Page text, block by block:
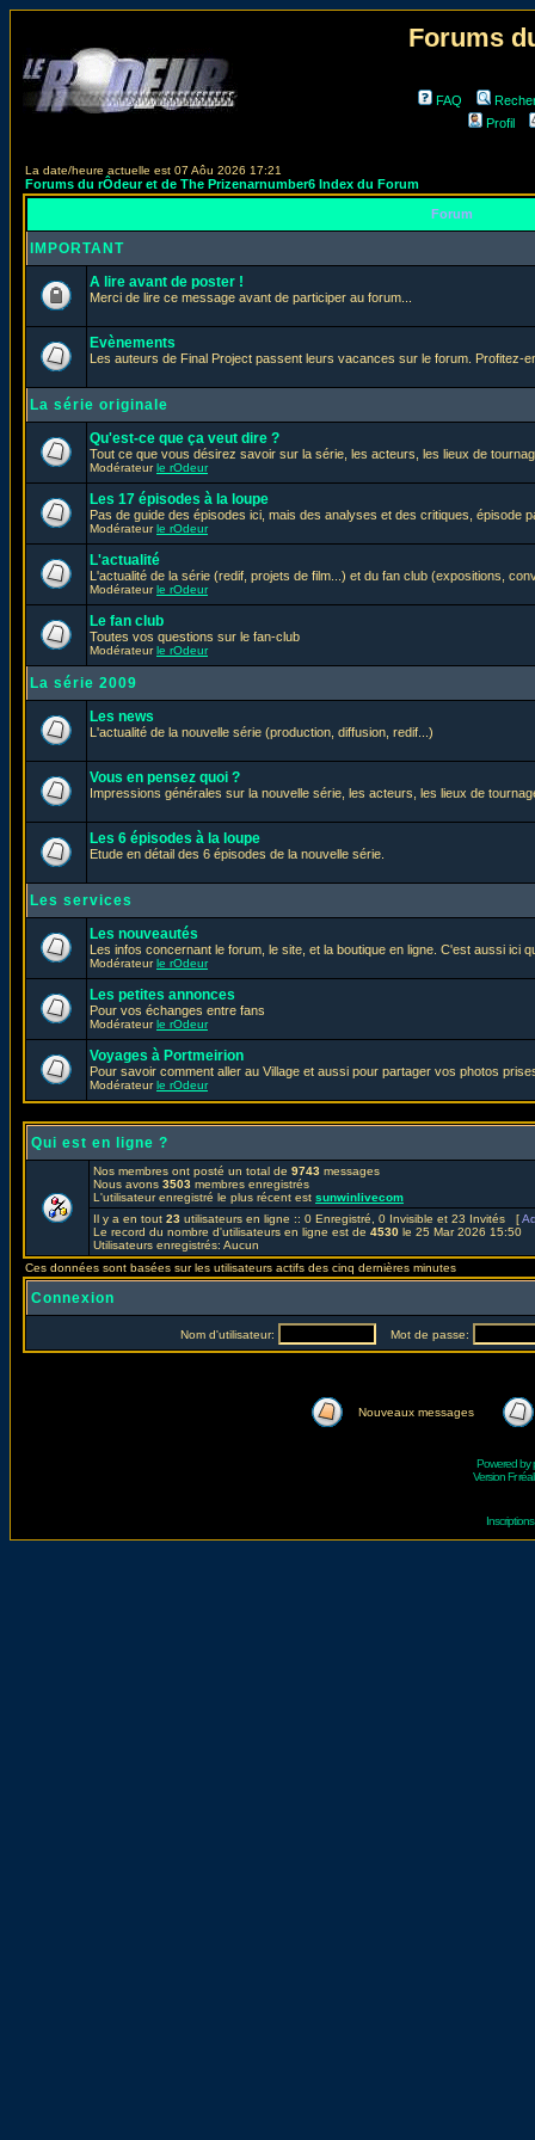
Forums
FAQ
Profil
La date/heure actuelle est 07 Aôu 2026 17:21
Forums du rÔdeur et de The Prizenarnumber6 Index du Forum
Forum
IMPORTANT
A lire avant de poster !
Merci de lire ce message avant de participer au forum...
Evènements
Les auteurs de Final Project passent leurs vacances sur le forum. Profitez-
La série originale
Qu'est-ce que ça veut dire ?
Tout ce que vous désirez savoir sur la série, les acteurs, les lieux de
Modérateurle rOdeur
Les 17 épisodes à la loupe
Pas de guide des épisodes ici, mais des analyses et des critiques, épisode
Modérateurle rOdeur
L'actualité
L'actualité de la série (redif, projets de film...) et du fan club (expositions,
Modérateurle rOdeur
Le fan club
Toutes vos questions sur le fan-club
Modérateurle rOdeur
La série 2009
Les news
L'actualité de la nouvelle série (production, diffusion, redif...)
Vous en pensez quoi ?
Impressions générales sur la nouvelle série, les acteurs, les lieux de
Les 6 épisodes à la loupe
Etude en détail des 6 épisodes de la nouvelle série.
Les services
Les nouveautés
Les infos concernant le forum, le site, et la boutique en ligne. C'est aussi ici
Modérateurle rOdeur
Les petites annonces
Pour vos échanges entre fans
Modérateurle rOdeur
Voyages à Portmeirion
Pour savoir comment aller au Village et aussi pour partager vos photos
Modérateurle rOdeur
Qui est en ligne ?
Nos membres ont posté un total de 9743 messages
Nous avons 3503 membres enregistrés
L'utilisateur enregistré le plus récent est sunwinlivecom
Il y a en tout 23 utilisateurs en ligne :: 0 Enregistré, 0 Invisible et 23 Invités [
Le record du nombre d'utilisateurs en ligne est de 4530 le 25 Mar 2026 15:50
Utilisateurs enregistrés: Aucun
Ces données sont basées sur les utilisateurs actifs des cinq dernières minutes
Connexion
Nom d'utilisateur: Mot de passe:
Nouveaux messages
Powered by
Version Fr